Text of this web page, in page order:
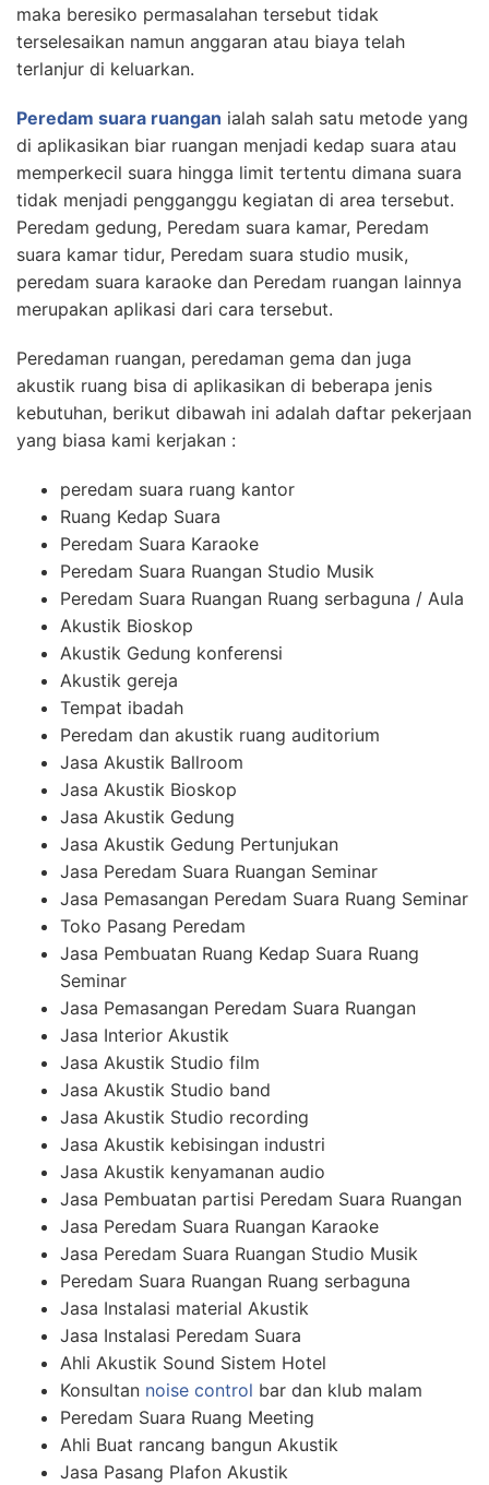
maka beresiko permasalahan tersebut tidak
terselesaikan namun anggaran atau biaya telah
terlanjur di keluarkan.
Peredam suara ruangan ialah salah satu metode yang
di aplikasikan biar ruangan menjadi kedap suara atau
memperkecil suara hingga limit tertentu dimana suara
tidak menjadi pengganggu kegiatan di area tersebut.
Peredam gedung, Peredam suara kamar, Peredam
suara kamar tidur, Peredam suara studio musik,
peredam suara karaoke dan Peredam ruangan lainnya
merupakan aplikasi dari cara tersebut.
Peredaman ruangan, peredaman gema dan juga
akustik ruang bisa di aplikasikan di beberapa jenis
kebutuhan, berikut dibawah ini adalah daftar pekerjaan
yang biasa kami kerjakan :
peredam suara ruang kantor
Ruang Kedap Suara
Peredam Suara Karaoke
Peredam Suara Ruangan Studio Musik
Peredam Suara Ruangan Ruang serbaguna / Aula
Akustik Bioskop
Akustik Gedung konferensi
Akustik gereja
Tempat ibadah
Peredam dan akustik ruang auditorium
Jasa Akustik Ballroom
Jasa Akustik Bioskop
Jasa Akustik Gedung
Jasa Akustik Gedung Pertunjukan
Jasa Peredam Suara Ruangan Seminar
Jasa Pemasangan Peredam Suara Ruang Seminar
Toko Pasang Peredam
Jasa Pembuatan Ruang Kedap Suara Ruang
Seminar
Jasa Pemasangan Peredam Suara Ruangan
Jasa Interior Akustik
Jasa Akustik Studio film
Jasa Akustik Studio band
Jasa Akustik Studio recording
Jasa Akustik kebisingan industri
Jasa Akustik kenyamanan audio
Jasa Pembuatan partisi Peredam Suara Ruangan
Jasa Peredam Suara Ruangan Karaoke
Jasa Peredam Suara Ruangan Studio Musik
Peredam Suara Ruangan Ruang serbaguna
Jasa Instalasi material Akustik
Jasa Instalasi Peredam Suara
Ahli Akustik Sound Sistem Hotel
Konsultan noise control bar dan klub malam
Peredam Suara Ruang Meeting
Ahli Buat rancang bangun Akustik
Jasa Pasang Plafon Akustik